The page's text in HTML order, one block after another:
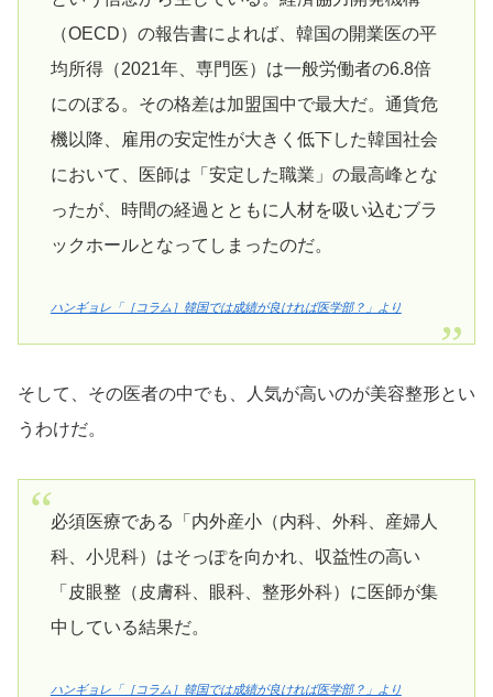
（OECD）の報告書によれば、韓国の開業医の平
均所得（2021年、専門医）は一般労働者の6.8倍
にのぼる。その格差は加盟国中で最大だ。通貨危
機以降、雇用の安定性が大きく低下した韓国社会
において、医師は「安定した職業」の最高峰とな
ったが、時間の経過とともに人材を吸い込むブラ
ックホールとなってしまったのだ。
ハンギョレ「［コラム］韓国では成績が良ければ医学部？」より
そして、その医者の中でも、人気が高いのが美容整形とい
うわけだ。
必須医療である「内外産小（内科、外科、産婦人
科、小児科）はそっぽを向かれ、収益性の高い
「皮眼整（皮膚科、眼科、整形外科）に医師が集
中している結果だ。
ハンギョレ「［コラム］韓国では成績が良ければ医学部？」より